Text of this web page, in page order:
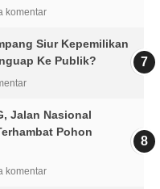
komentar
Siur Kepemilikan
Ke Publik?
Jalan Nasional
Pohon
komentar